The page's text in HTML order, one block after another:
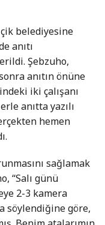
belediyesine
anıtı
Şebzuho,
anıtın önüne
iki çalışanı
anıtta yazılı
hemen
sağlamak
“Salı günü
2-3 kamera
söylendiğine göre,